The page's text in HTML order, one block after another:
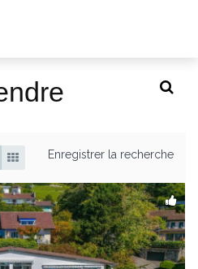
Enregistrer la recherche